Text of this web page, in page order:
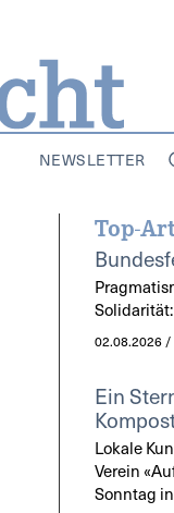
NEWSLETTER
Top-
02.08.2026 /
Ein
Lokale
Verein
Sonntag